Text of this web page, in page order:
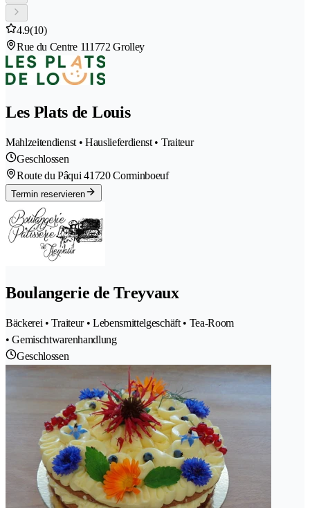
4.9(10)
Rue du Centre 111772 Grolley
Les Plats de Louis
Mahlzeitendienst • Hauslieferdienst • Traiteur
Geschlossen
Route du Pâqui 41720 Corminboeuf
Termin reservieren
Boulangerie de Treyvaux
Bäckerei • Traiteur • Lebensmittelgeschäft • Tea-Room
• Gemischtwarenhandlung
Geschlossen